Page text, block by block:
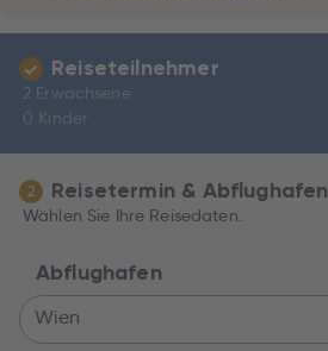
Reiseteilnehmer
2 Erwachsene
0 Kinder
2 Reisetermin & Abflughafen
Wählen Sie Ihre Reisedaten.
Abflughafen
Wien